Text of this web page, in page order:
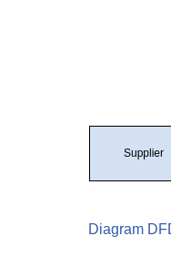
Diagram